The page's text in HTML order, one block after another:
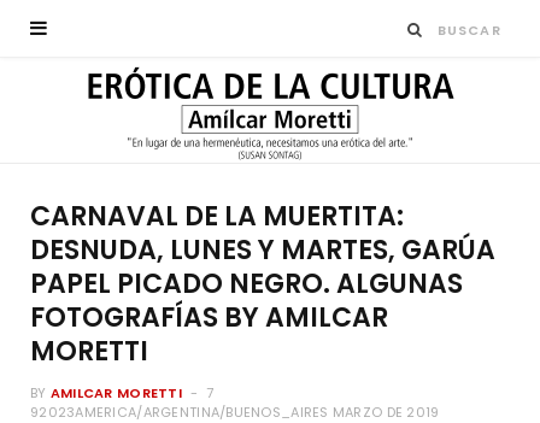
CARNAVAL DE LA MUERTITA:
DESNUDA, LUNES Y MARTES, GARÚA
PAPEL PICADO NEGRO. ALGUNAS
FOTOGRAFÍAS BY AMILCAR
MORETTI
BY AMILCAR MORETTI
7
92023AMERICA/ARGENTINA/BUENOS_AIRES MARZO DE 2019